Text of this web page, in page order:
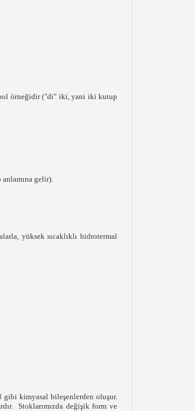
örneğidir ("di" iki, yani iki kutup
gelir).
yüksek sıcaklıklı hidrotermal
gibi kimyasal bileşenlerden oluşur.
Stoklarımızda değişik form ve